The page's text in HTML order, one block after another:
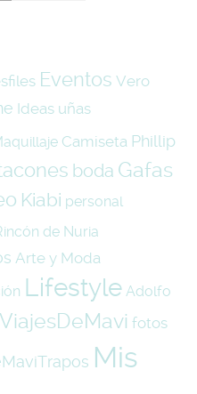
Eventos Vero
Ideas uñas
Camiseta Phillip
boda Gafas
Kiabi personal
de Nuria
Arte y Moda
Lifestyle Adolfo
fotos
Mis